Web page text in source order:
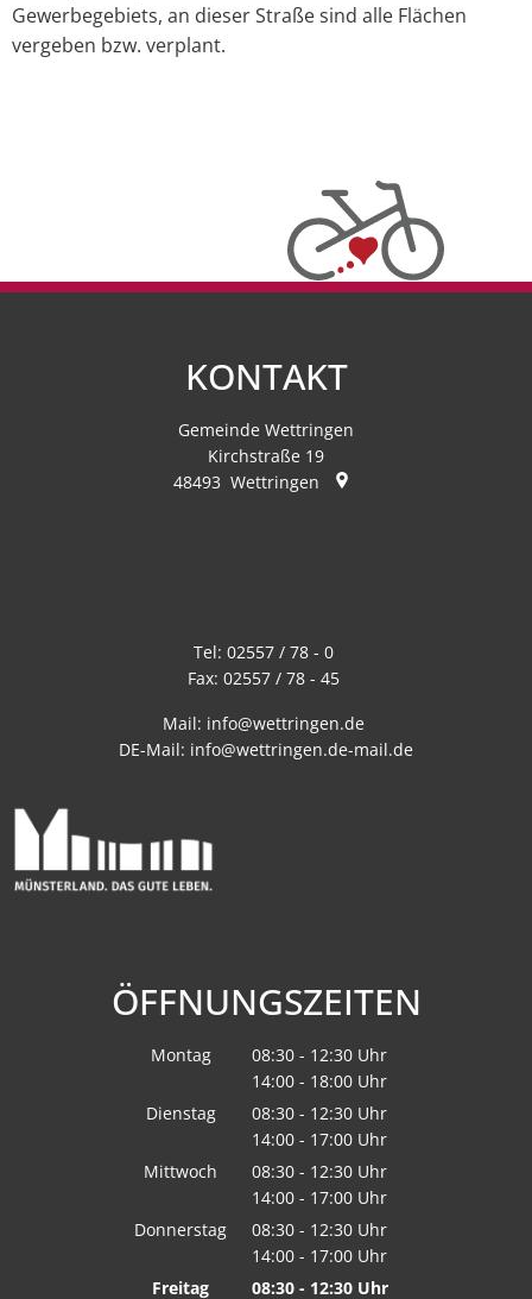
Gewerbegebiets, an dieser Straße sind alle Flächen
vergeben bzw. verplant.
KONTAKT
Gemeinde Wettringen
Kirchstraße 19
48493 Wettringen
Tel: 02557 / 78 - 0
Fax: 02557 / 78 - 45
Mail: info@wettringen.de
DE-Mail: info@wettringen.de-mail.de
ÖFFNUNGSZEITEN
Montag 08:30 - 12:30 Uhr
Von 08:30 bis 12:30 Uhr
14:00 - 18:00 Uhr
Von 14:00 bis 18:00 Uhr
Dienstag 08:30 - 12:30 Uhr
Von 08:30 bis 12:30 Uhr
14:00 - 17:00 Uhr
Von 14:00 bis 17:00 Uhr
Mittwoch 08:30 - 12:30 Uhr
Von 08:30 bis 12:30 Uhr
14:00 - 17:00 Uhr
Von 14:00 bis 17:00 Uhr
Donnerstag 08:30 - 12:30 Uhr
Von 08:30 bis 12:30 Uhr
14:00 - 17:00 Uhr
Von 14:00 bis 17:00 Uhr
Freitag 08:30- 12:30Uhr